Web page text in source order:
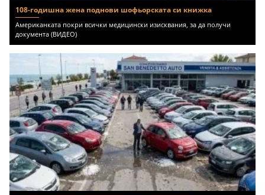
108-годишна жена поднови шофьорската си книжка
Американката покри всички медицински изисквания, за да получи
документа (ВИДЕО)